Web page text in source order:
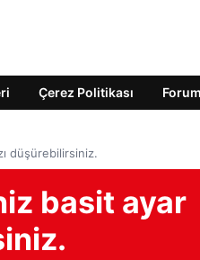
Çerez Politikası Forum
düşürebilirsiniz.
basit ayar